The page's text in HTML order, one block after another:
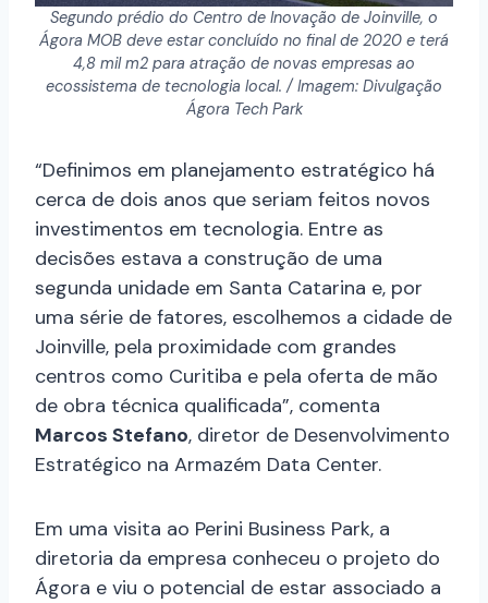
Segundo prédio do Centro de Inovação de Joinville, o
Ágora MOB deve estar concluído no final de 2020 e terá
4,8 mil m2 para atração de novas empresas ao
ecossistema de tecnologia local. / Imagem: Divulgação
Ágora Tech Park
“Definimos em planejamento estratégico há
cerca de dois anos que seriam feitos novos
investimentos em tecnologia. Entre as
decisões estava a construção de uma
segunda unidade em Santa Catarina e, por
uma série de fatores, escolhemos a cidade de
Joinville, pela proximidade com grandes
centros como Curitiba e pela oferta de mão
de obra técnica qualificada”, comenta
Marcos Stefano, diretor de Desenvolvimento
Estratégico na Armazém Data Center.
Em uma visita ao Perini Business Park, a
diretoria da empresa conheceu o projeto do
Ágora e viu o potencial de estar associado a